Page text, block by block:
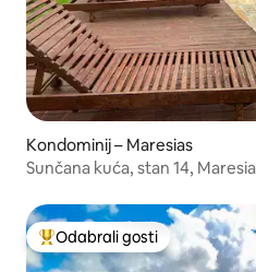
Kondominij – Maresias
Sunčana kuća, stan 14,
Među najviše rangiranima s
Odabrali gosti